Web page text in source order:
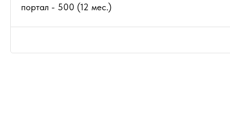
портал - 500 (12 мес.)